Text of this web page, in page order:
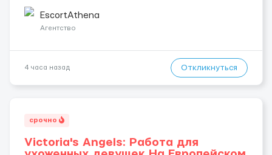
хорошие деньги 💶 — это предложение для тебя! 🔹
Требования: ✔️ Возраст от ...
EscortAthena
Агентство
4 часа назад Откликнуться
срочно
Victoria's Angels: Работа для